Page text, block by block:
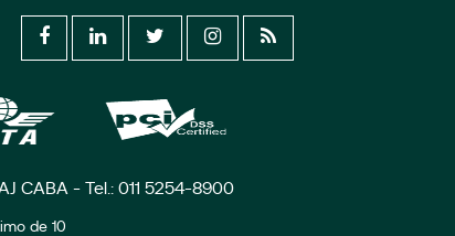
CABA - Tel.: 011 5254-8900
de 10